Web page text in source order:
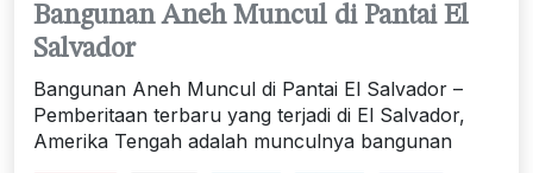
Bangunan Aneh Muncul di Pantai El
Salvador
Bangunan Aneh Muncul di Pantai El Salvador –
Pemberitaan terbaru yang terjadi di El Salvador,
Amerika Tengah adalah munculnya bangunan